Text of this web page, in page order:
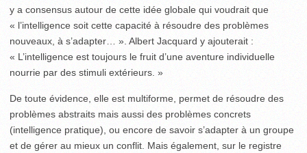
y a consensus autour de cette idée globale qui voudrait que
« l’intelligence soit cette capacité à résoudre des problèmes
nouveaux, à s’adapter… ». Albert Jacquard y ajouterait :
« L’intelligence est toujours le fruit d’une aventure individuelle
nourrie par des stimuli extérieurs. »
De toute évidence, elle est multiforme, permet de résoudre des
problèmes abstraits mais aussi des problèmes concrets
(intelligence pratique), ou encore de savoir s’adapter à un groupe
et de gérer au mieux un conflit. Mais également, sur le registre